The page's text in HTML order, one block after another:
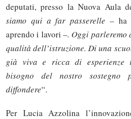
deputati, presso la Nuova Aula
siamo qui a far passerelle – ha
aprendo i lavori –. Oggi
qualità dell’istruzione. Di una
già viva e ricca di esperienze
bisogno del nostro sostegno
diffondere“.
Per Lucia Azzolina